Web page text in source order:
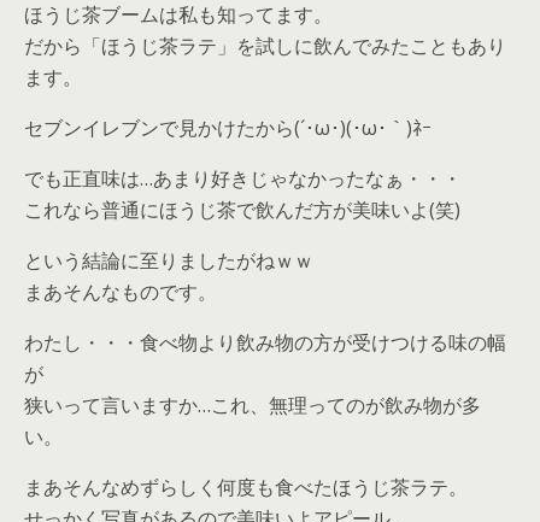
ほうじ茶ブームは私も知ってます。
だから「ほうじ茶ラテ」を試しに飲んでみたこともあり
ます。
セブンイレブンで見かけたから(´･ω･)(･ω･｀)ﾈｰ
でも正直味は…あまり好きじゃなかったなぁ・・・
これなら普通にほうじ茶で飲んだ方が美味いよ(笑)
という結論に至りましたがねｗｗ
まあそんなものです。
わたし・・・食べ物より飲み物の方が受けつける味の幅
が
狭いって言いますか…これ、無理ってのが飲み物が多
い。
まあそんなめずらしく何度も食べたほうじ茶ラテ。